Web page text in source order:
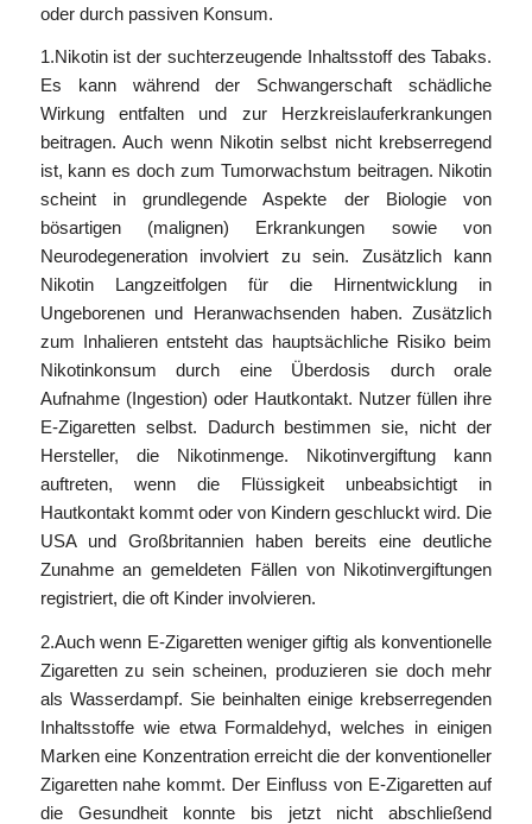
oder durch passiven Konsum.
1.Nikotin ist der suchterzeugende Inhaltsstoff des Tabaks.
Es kann während der Schwangerschaft schädliche
Wirkung entfalten und zur Herzkreislauferkrankungen
beitragen. Auch wenn Nikotin selbst nicht krebserregend
ist, kann es doch zum Tumorwachstum beitragen. Nikotin
scheint in grundlegende Aspekte der Biologie von
bösartigen (malignen) Erkrankungen sowie von
Neurodegeneration involviert zu sein. Zusätzlich kann
Nikotin Langzeitfolgen für die Hirnentwicklung in
Ungeborenen und Heranwachsenden haben. Zusätzlich
zum Inhalieren entsteht das hauptsächliche Risiko beim
Nikotinkonsum durch eine Überdosis durch orale
Aufnahme (Ingestion) oder Hautkontakt. Nutzer füllen ihre
E-Zigaretten selbst. Dadurch bestimmen sie, nicht der
Hersteller, die Nikotinmenge. Nikotinvergiftung kann
auftreten, wenn die Flüssigkeit unbeabsichtigt in
Hautkontakt kommt oder von Kindern geschluckt wird. Die
USA und Großbritannien haben bereits eine deutliche
Zunahme an gemeldeten Fällen von Nikotinvergiftungen
registriert, die oft Kinder involvieren.
2.Auch wenn E-Zigaretten weniger giftig als konventionelle
Zigaretten zu sein scheinen, produzieren sie doch mehr
als Wasserdampf. Sie beinhalten einige krebserregenden
Inhaltsstoffe wie etwa Formaldehyd, welches in einigen
Marken eine Konzentration erreicht die der konventioneller
Zigaretten nahe kommt. Der Einfluss von E-Zigaretten auf
die Gesundheit konnte bis jetzt nicht abschließend